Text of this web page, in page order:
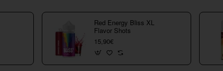
Red Energy Bliss XL
Flavor Shots
15,90€